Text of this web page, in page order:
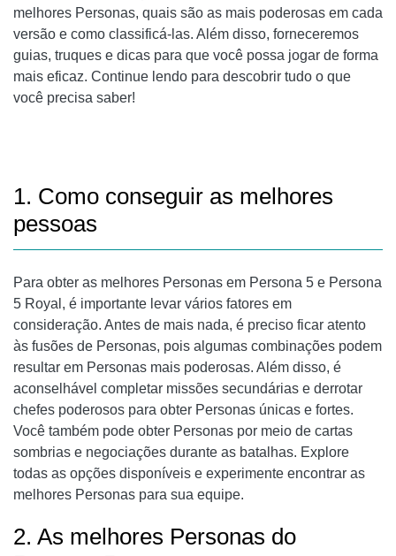
melhores Personas, quais são as mais poderosas em cada
versão e como classificá-las. Além disso, forneceremos
guias, truques e dicas para que você possa jogar de forma
mais eficaz. Continue lendo para descobrir tudo o que
você precisa saber!
1. Como conseguir as melhores
pessoas
Para obter as melhores Personas em Persona 5 e Persona
5 Royal, é importante levar vários fatores em
consideração. Antes de mais nada, é preciso ficar atento
às fusões de Personas, pois algumas combinações podem
resultar em Personas mais poderosas. Além disso, é
aconselhável completar missões secundárias e derrotar
chefes poderosos para obter Personas únicas e fortes.
Você também pode obter Personas por meio de cartas
sombrias e negociações durante as batalhas. Explore
todas as opções disponíveis e experimente encontrar as
melhores Personas para sua equipe.
2. As melhores Personas do